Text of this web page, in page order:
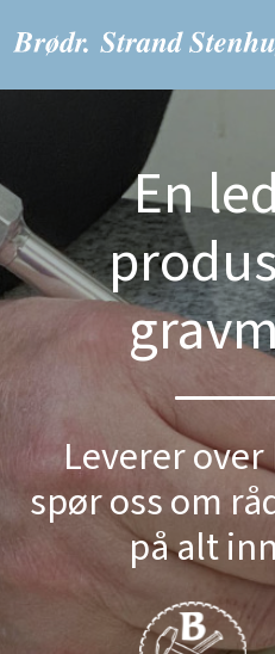
En
Leverer
spør oss om
på alt